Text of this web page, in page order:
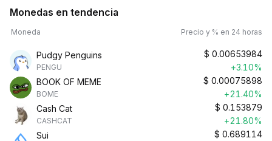
Monedas en tendencia
Moneda Precio y % en 24 horas
Pudgy Penguins
PENGU
$ 0.00653984
+3.10%
BOOK OF MEME
BOME
$ 0.00075898
+21.40%
Cash Cat
CASHCAT
$ 0.153879
+21.80%
Sui
$ 0.689114